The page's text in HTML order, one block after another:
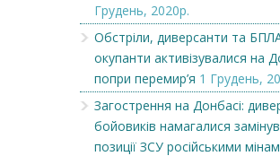
Грудень, 2020р.
Обстріли, диверсанти та
окупанти активізувалися на
попри перемир’я 1 Грудень,
Загострення на Донбасі:
бойовиків намагалися
позиції ЗСУ російськими